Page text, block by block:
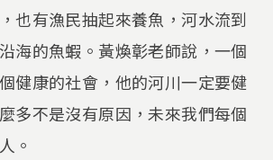
也有漁民抽起來養魚，河水流到
海的魚蝦。黃煥彰老師說，一個
健康的社會，他的河川一定要健
多不是沒有原因，未來我們每個
。